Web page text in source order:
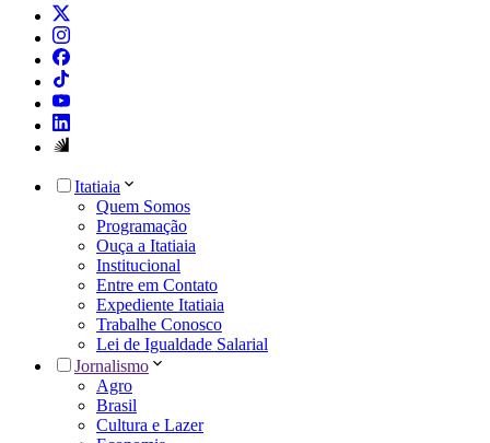
Itatiaia
Quem Somos
Programação
Ouça a Itatiaia
Institucional
Entre em Contato
Expediente Itatiaia
Trabalhe Conosco
Lei de Igualdade Salarial
Jornalismo
Agro
Brasil
Cultura e Lazer